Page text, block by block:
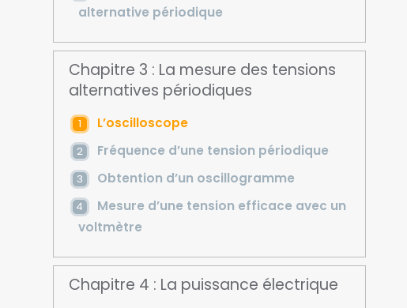
alternative périodique
Chapitre 3 : La mesure des tensions
alternatives périodiques
L’oscilloscope
Fréquence d’une tension périodique
Obtention d’un oscillogramme
Mesure d’une tension efficace avec un
voltmètre
Chapitre 4 : La puissance électrique